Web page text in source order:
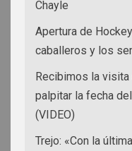
Chayle
Apertura de
caballeros y los
Recibimos la
palpitar la fecha
(VIDEO)
Trejo: «Con la